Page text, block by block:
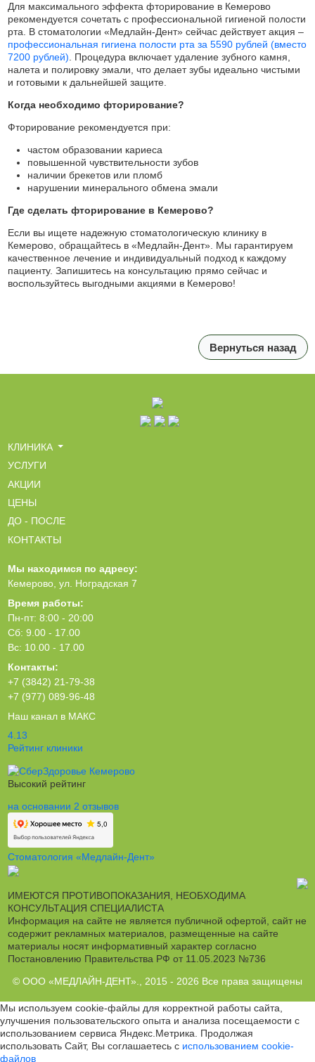
Для максимального эффекта фторирование в Кемерово
рекомендуется сочетать с профессиональной гигиеной полости
рта. В стоматологии «Медлайн-Дент» сейчас действует акция –
профессиональная гигиена полости рта за 5590 рублей (вместо
7200 рублей). Процедура включает удаление зубного камня,
налета и полировку эмали, что делает зубы идеально чистыми
и готовыми к дальнейшей защите.
Когда необходимо фторирование?
Фторирование рекомендуется при:
частом образовании кариеса
повышенной чувствительности зубов
наличии брекетов или пломб
нарушении минерального обмена эмали
Где сделать фторирование в Кемерово?
Если вы ищете надежную стоматологическую клинику в
Кемерово, обращайтесь в «Медлайн-Дент». Мы гарантируем
качественное лечение и индивидуальный подход к каждому
пациенту. Запишитесь на консультацию прямо сейчас и
воспользуйтесь выгодными акциями в Кемерово!
Вернуться назад
КЛИНИКА
УСЛУГИ
АКЦИИ
ЦЕНЫ
ДО - ПОСЛЕ
КОНТАКТЫ
Мы находимся по адресу:
Кемерово, ул. Ноградская 7
Время работы:
Пн-пт: 8:00 - 20:00
Сб: 9.00 - 17.00
Вс: 10.00 - 17.00
Контакты:
+7 (3842) 21-79-38
+7 (977) 089-96-48
Наш канал в МАКС
4.13
Рейтинг клиники
Высокий рейтинг
на основании 2 отзывов
Стоматология «Медлайн-Дент»
ИМЕЮТСЯ ПРОТИВОПОКАЗАНИЯ, НЕОБХОДИМА
КОНСУЛЬТАЦИЯ СПЕЦИАЛИСТА
Информация на сайте не является публичной офертой, сайт не
содержит рекламных материалов, размещенные на сайте
материалы носят информативный характер согласно
Постановлению Правительства РФ от 11.05.2023 №736
© ООО «МЕДЛАЙН-ДЕНТ»., 2015 - 2026 Все права защищены
Мы используем cookie-файлы для корректной работы сайта,
улучшения пользовательского опыта и анализа посещаемости с
использованием сервиса Яндекс.Метрика. Продолжая
использовать Сайт, Вы соглашаетесь с использованием cookie-
файлов